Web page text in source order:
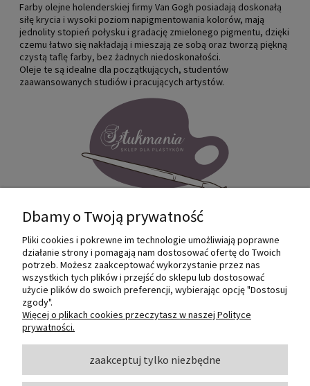
Farby olejne holenderskiej firmy Van Gogh posiadają doskonałą
siłę krycia i wysoki poziom napigmentowania kolorów, mają
jednolity stopień połysku i gradację zmielonego pigmentu, dzięki
czemu łatwo się nakładają i mieszają ze sobą oraz tworzą piękną
czystą taflę farby, bez żadnych niedoskonałości.
Oleje te są idealne dla początkujących, studentów
zaawansowanych studiów i pracujących artystów.
Internetowy sklep dla plastyków
SZTUKMANIA. Profesjonalne artykuły dla
małych i dużych artystów.
O NAS
Dbamy o Twoją prywatność
Pliki cookies i pokrewne im technologie umożliwiają poprawne
działanie strony i pomagają nam dostosować ofertę do Twoich
potrzeb. Możesz zaakceptować wykorzystanie przez nas
wszystkich tych plików i przejść do sklepu lub dostosować
użycie plików do swoich preferencji, wybierając opcję "Dostosuj
zgody".
Więcej o plikach cookies przeczytasz w naszej Polityce
prywatności.
zaakceptuj tylko niezbędne